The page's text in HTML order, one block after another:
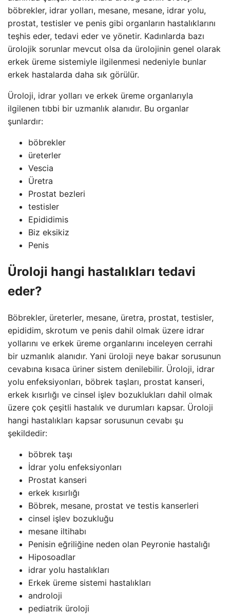
böbrekler, idrar yolları, mesane, mesane, idrar yolu,
prostat, testisler ve penis gibi organların hastalıklarını
teşhis eder, tedavi eder ve yönetir. Kadınlarda bazı
ürolojik sorunlar mevcut olsa da ürolojinin genel olarak
erkek üreme sistemiyle ilgilenmesi nedeniyle bunlar
erkek hastalarda daha sık görülür.
Üroloji, idrar yolları ve erkek üreme organlarıyla
ilgilenen tıbbi bir uzmanlık alanıdır. Bu organlar
şunlardır:
böbrekler
üreterler
Vescia
Üretra
Prostat bezleri
testisler
Epididimis
Biz eksikiz
Penis
Üroloji hangi hastalıkları tedavi
eder?
Böbrekler, üreterler, mesane, üretra, prostat, testisler,
epididim, skrotum ve penis dahil olmak üzere idrar
yollarını ve erkek üreme organlarını inceleyen cerrahi
bir uzmanlık alanıdır. Yani üroloji neye bakar sorusunun
cevabına kısaca üriner sistem denilebilir. Üroloji, idrar
yolu enfeksiyonları, böbrek taşları, prostat kanseri,
erkek kısırlığı ve cinsel işlev bozuklukları dahil olmak
üzere çok çeşitli hastalık ve durumları kapsar. Üroloji
hangi hastalıkları kapsar sorusunun cevabı şu
şekildedir:
böbrek taşı
İdrar yolu enfeksiyonları
Prostat kanseri
erkek kısırlığı
Böbrek, mesane, prostat ve testis kanserleri
cinsel işlev bozukluğu
mesane iltihabı
Penisin eğriliğine neden olan Peyronie hastalığı
Hiposoadlar
idrar yolu hastalıkları
Erkek üreme sistemi hastalıkları
androloji
pediatrik üroloji